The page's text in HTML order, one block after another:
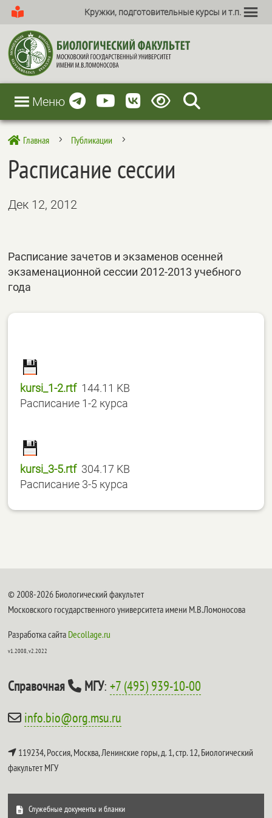
Кружки, подготовительные курсы и т.п.
Меню
 Главная 5 Публикации 5
Расписание сессии
Дек 12, 2012
Расписание зачетов и экзаменов осенней
экзаменационной сессии 2012-2013 учебного
года
kursi_1-2.rtf144.11 KB
Расписание 1-2 курса
kursi_3-5.rtf304.17 KB
Расписание 3-5 курса
© 2008-2026 Биологический факультет
Московского государственного университета имени М.В.Ломоносова
Разработка сайта Decollage.ru
v1.2008, v2.2022
Справочная МГУ:+7 (495) 939-10-00
info.bio@org.msu.ru
119234, Россия, Москва, Ленинские горы, д. 1, стр. 12,Биологический
факультет МГУ
Служебные документы и бланки